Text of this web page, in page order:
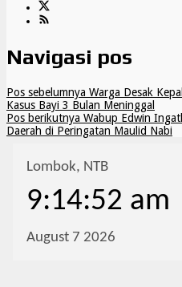
Navigasi pos
Pos sebelumnya Warga Desak
Kasus Bayi 3 Bulan Meninggal
Pos berikutnya Wabup Edwin
Daerah di Peringatan Maulid Nabi